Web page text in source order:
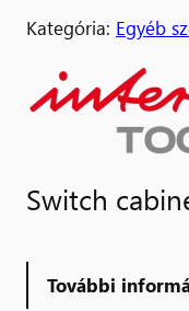
Kategória: Egyéb
Switch
További